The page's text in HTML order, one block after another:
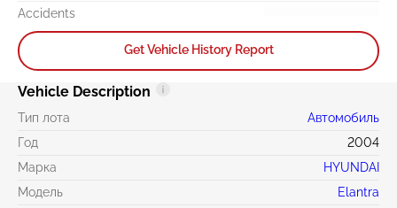
Accidents
Get Vehicle History Report
Vehicle Description
Тип лота
Автомобиль
Год
2004
Марка
HYUNDAI
Модель
Elantra